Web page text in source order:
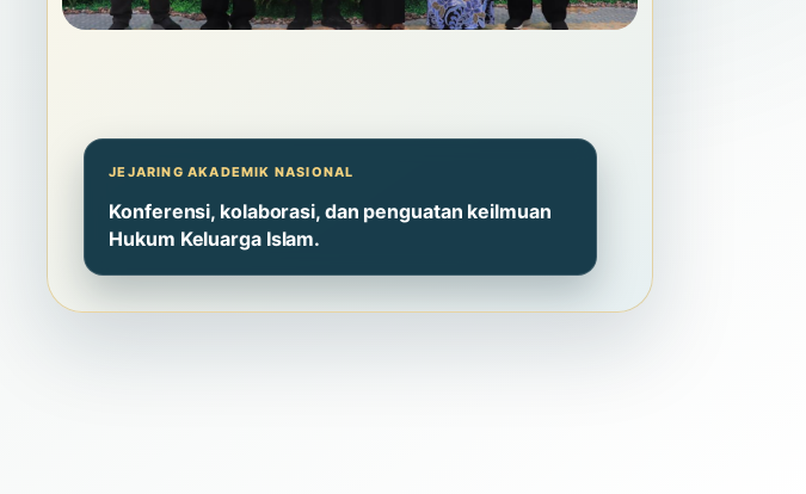
JEJARING AKADEMIK NASIONAL
Konferensi, kolaborasi, dan penguatan keilmuan
Hukum Keluarga Islam.